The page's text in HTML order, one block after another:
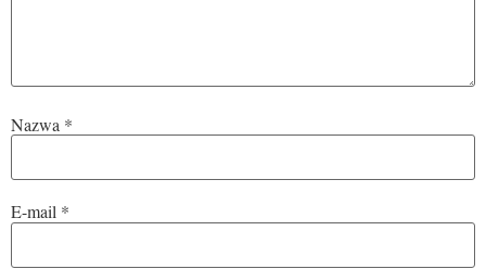
Nazwa *
E-mail *